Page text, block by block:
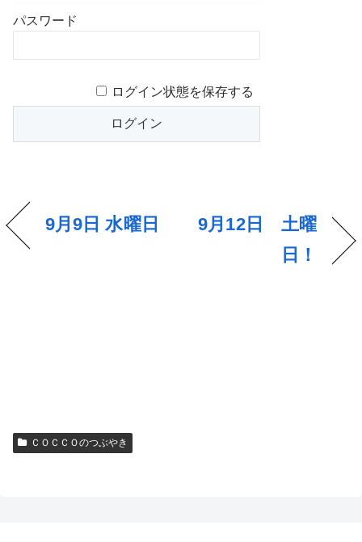
パスワード
ログイン状態を保存する
9月9日 水曜日
9月12日 土曜
日！
ＣＯＣＣＯのつぶやき